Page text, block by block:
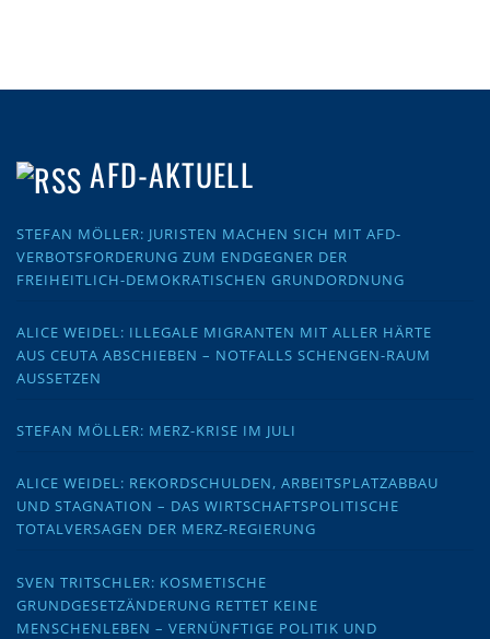
AFD-AKTUELL
STEFAN MÖLLER: JURISTEN MACHEN SICH MIT AFD-
VERBOTSFORDERUNG ZUM ENDGEGNER DER
FREIHEITLICH-DEMOKRATISCHEN GRUNDORDNUNG
ALICE WEIDEL: ILLEGALE MIGRANTEN MIT ALLER HÄRTE
AUS CEUTA ABSCHIEBEN – NOTFALLS SCHENGEN-RAUM
AUSSETZEN
STEFAN MÖLLER: MERZ-KRISE IM JULI
ALICE WEIDEL: REKORDSCHULDEN, ARBEITSPLATZABBAU
UND STAGNATION – DAS WIRTSCHAFTSPOLITISCHE
TOTALVERSAGEN DER MERZ-REGIERUNG
SVEN TRITSCHLER: KOSMETISCHE
GRUNDGESETZÄNDERUNG RETTET KEINE
MENSCHENLEBEN – VERNÜNFTIGE POLITIK UND